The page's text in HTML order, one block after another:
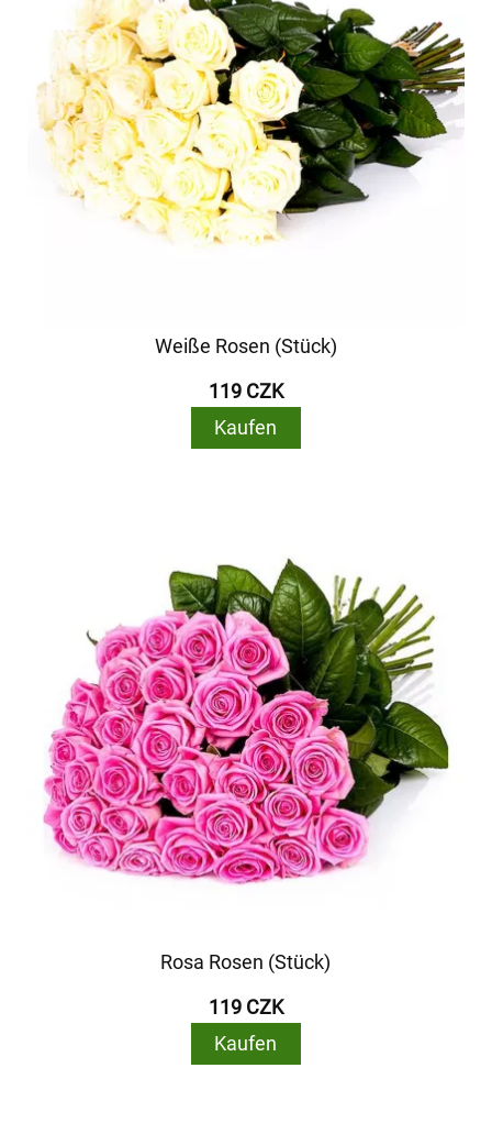
Weiße Rosen (Stück)
119 CZK
Kaufen
Rosa Rosen (Stück)
119 CZK
Kaufen